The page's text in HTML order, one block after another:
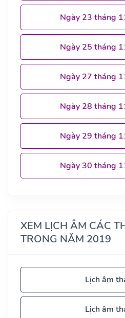
Ngày 23 tháng
Ngày 25 tháng
Ngày 27 tháng
Ngày 28 tháng
Ngày 29 tháng
Ngày 30 tháng
XEM LỊCH ÂM CÁC
TRONG NĂM 2019
Lịch âm
Lịch âm